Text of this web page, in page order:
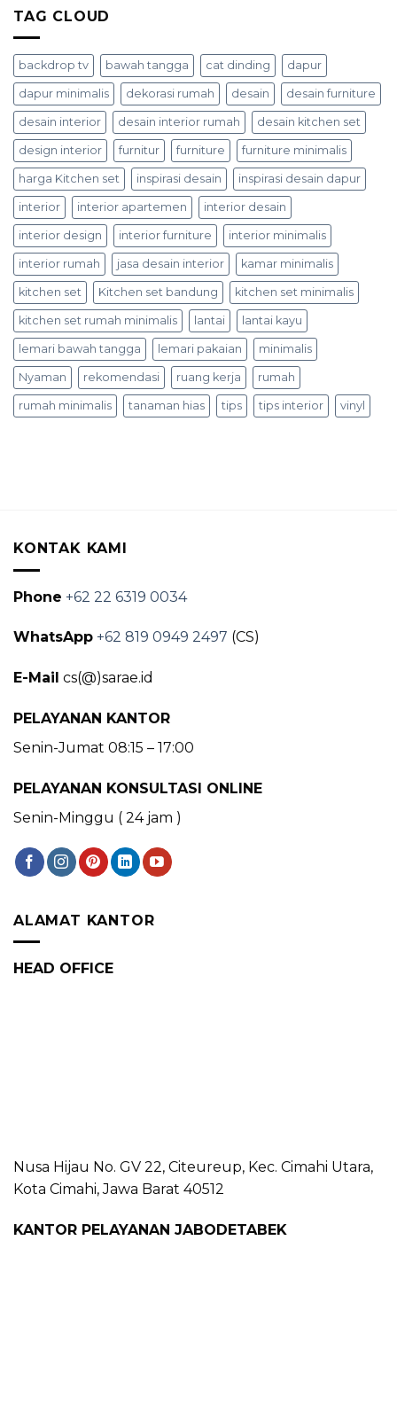
TAG CLOUD
backdrop tv bawah tangga cat dinding dapur
dapur minimalis dekorasi rumah desain desain furniture
desain interior desain interior rumah desain kitchen set
design interior furnitur furniture furniture minimalis
harga Kitchen set inspirasi desain inspirasi desain dapur
interior interior apartemen interior desain
interior design interior furniture interior minimalis
interior rumah jasa desain interior kamar minimalis
kitchen set Kitchen set bandung kitchen set minimalis
kitchen set rumah minimalis lantai lantai kayu
lemari bawah tangga lemari pakaian minimalis
Nyaman rekomendasi ruang kerja rumah
rumah minimalis tanaman hias tips tips interior vinyl
KONTAK KAMI
Phone +62 22 6319 0034
WhatsApp +62 819 0949 2497 (CS)
E-Mail cs(@)sarae.id
PELAYANAN KANTOR
Senin-Jumat 08:15 – 17:00
PELAYANAN KONSULTASI ONLINE
Senin-Minggu ( 24 jam )
ALAMAT KANTOR
HEAD OFFICE
Nusa Hijau No. GV 22, Citeureup, Kec. Cimahi Utara,
Kota Cimahi, Jawa Barat 40512
KANTOR PELAYANAN JABODETABEK